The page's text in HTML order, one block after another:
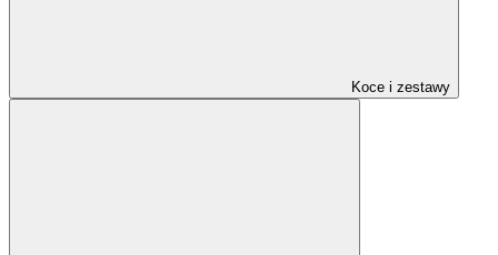
Koce i zestawy